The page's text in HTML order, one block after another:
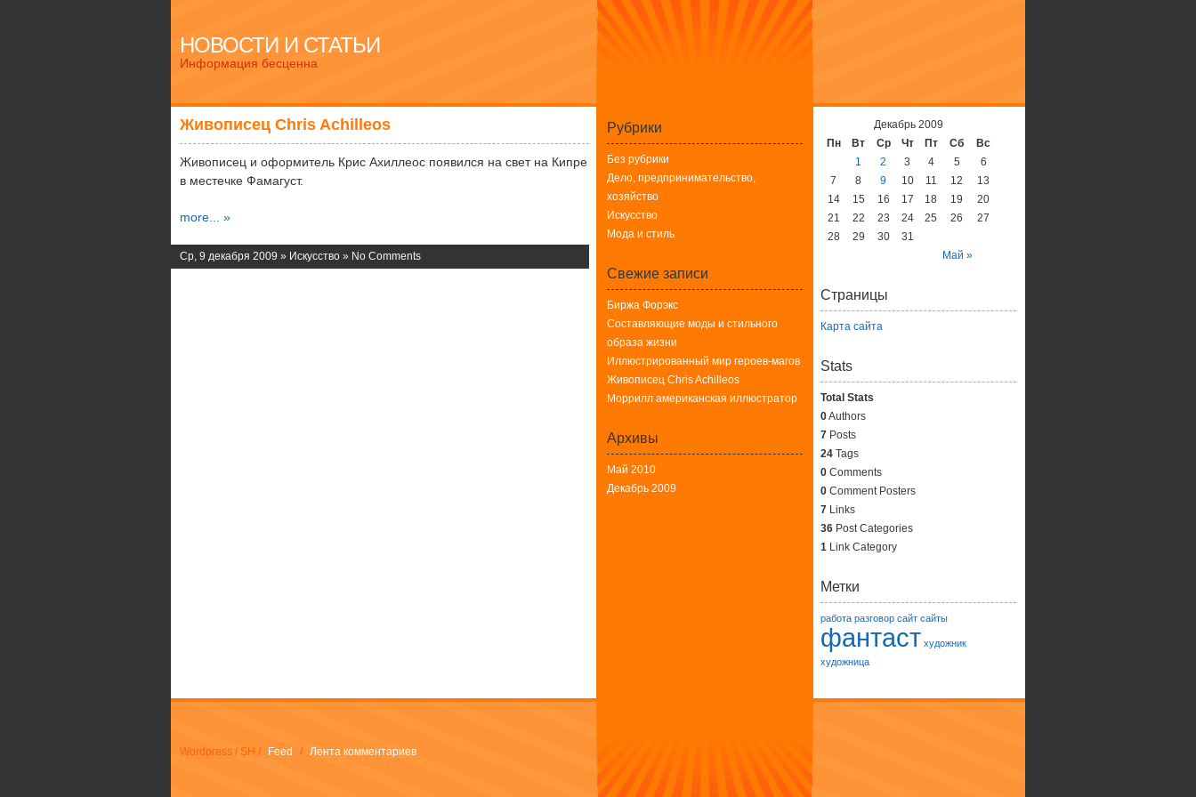
НОВОСТИ И СТАТЬИ
Информация бесценна
Живописец Chris Achilleos
Живописец и оформитель Крис Ахиллеос появился на свет на Кипре
в местечке Фамагуст.
more... »
Ср, 9 декабря 2009 » Искусство » No Comments
Рубрики
Без рубрики
Дело, предпринимательство,
хозяйство
Искусство
Мода и стиль
Свежие записи
Биржа Форэкс
Составляющие моды и стильного
образа жизни
Иллюстрированный мир героев-магов
Живописец Chris Achilleos
Моррилл американская иллюстратор
Архивы
Май 2010
Декабрь 2009
Декабрь 2009
Пн
Вт Ср Чт Пт Сб Вс
Май »
1 2 3 4 5
6
7
8 9 10 11 12
13
14
15 16 17 18 19
20
21
22 23 24 25 26
27
28
29 30 31
Страницы
Карта сайта
Stats
Total Stats
0Authors
7 Posts
24 Tags
0 Comments
0 Comment Posters
7 Links
36 Post Categories
1 Link Category
Метки
работа разговор сайт сайты
фантаст художник
художница
Wordpress / SH / Feed / Лента комментариев